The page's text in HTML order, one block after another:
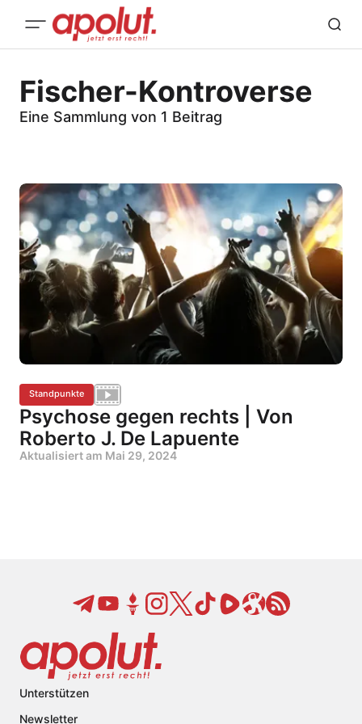
Fischer-Kontroverse
Eine Sammlung von 1 Beitrag
Standpunkte
Psychose gegen rechts | Von
Roberto J. De Lapuente
Aktualisiert am Mai 29, 2024
Unterstützen
Newsletter